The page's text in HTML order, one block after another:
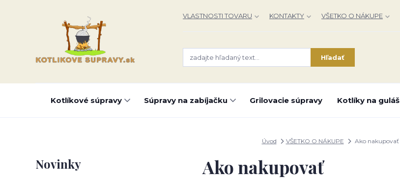
VLASTNOSTI TOVARU KONTAKTY VŠETKO O NÁKUPE
Hľadať
Kotlíkové súpravy Súpravy na zabíjačku Grilovacie súpravy Kotlíky na guláš
Úvod VŠETKO O NÁKUPE Ako nakupovať
Novinky Ako nakupovať